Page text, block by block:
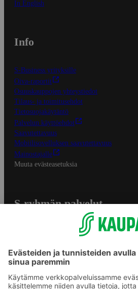
In English
Info
S-Business yrityksille
Oiva-raportit
Osuuskauppojen yhteystiedot
Tilaus- ja toimitusehdot
Tietosuojakäytäntö
Palvelun käyttöehdot
Saavutettavuus
Mobiilisovelluksen saavutettavuus
Mainostajalle
Muuta evästeasetuksia
S-ryhmän palvelut
Yhteishyvä Ruoka -sovellus
S-ostoslista -sovellus
Prisma.fi